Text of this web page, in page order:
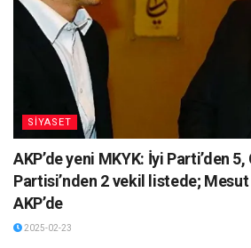
SİYASET
AKP’de yeni MKYK: İyi Parti’den
Partisi’nden 2 vekil listede;
AKP’de
2025-02-23